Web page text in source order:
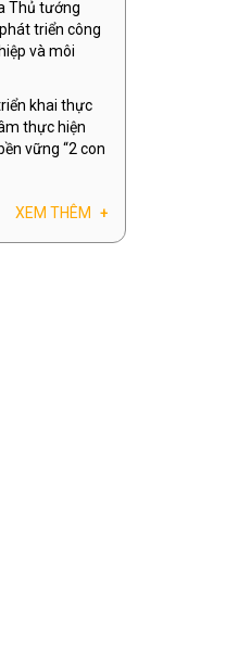
Thủ tướng
triển công
và môi
khai thực
thực hiện
vững “2 con
XEM THÊM +